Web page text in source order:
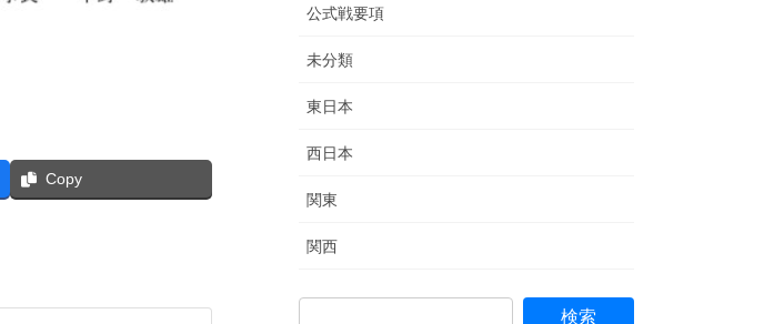
Copy
公式戦要項
未分類
東日本
西日本
関東
関西